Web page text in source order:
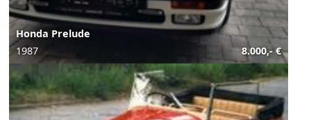
Honda Prelude
1987
8.000,- €